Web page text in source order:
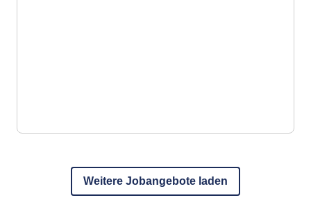
Weitere Jobangebote laden